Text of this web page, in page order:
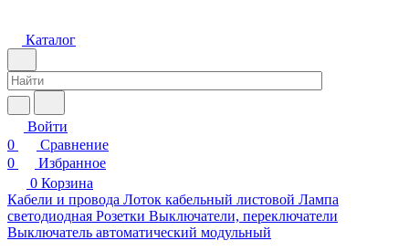
Каталог
Войти
0
Сравнение
0
Избранное
0 Корзина
Кабели и провода Лоток кабельный листовой Лампа
светодиодная Розетки Выключатели, переключатели
Выключатель автоматический модульный